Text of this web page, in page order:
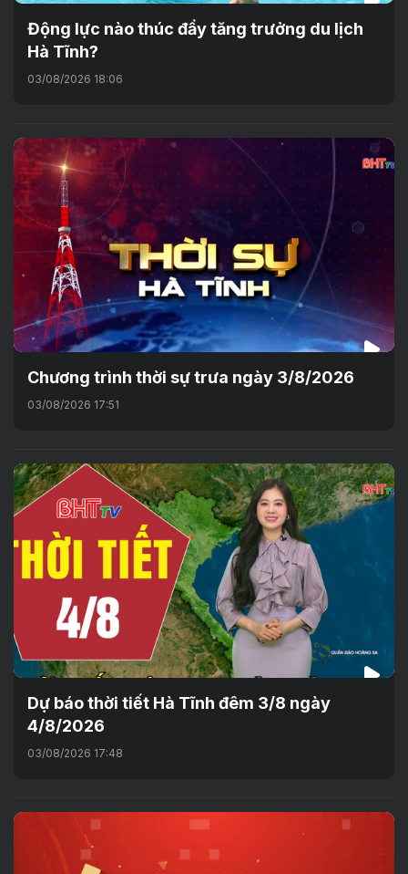
Động lực nào thúc đẩy tăng trưởng du lịch
Hà Tĩnh?
03/08/2026 18:06
Chương trình thời sự trưa ngày 3/8/2026
03/08/2026 17:51
Dự báo thời tiết Hà Tĩnh đêm 3/8 ngày
4/8/2026
03/08/2026 17:48